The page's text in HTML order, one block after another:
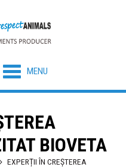
BIOVETA
EXPERȚII ÎN CREȘTEREA